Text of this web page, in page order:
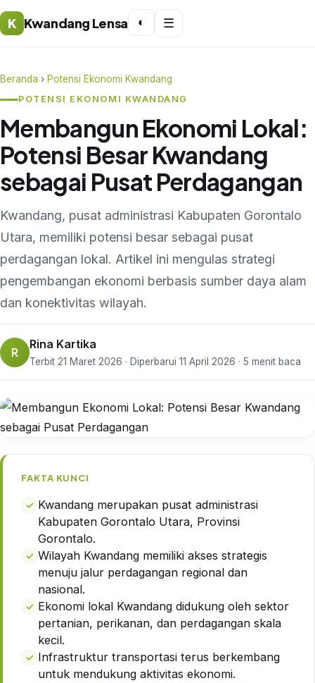
K Kwandang Lensa ◐ ☰
Beranda › Potensi Ekonomi Kwandang
POTENSI EKONOMI KWANDANG
Membangun Ekonomi Lokal:
Potensi Besar Kwandang
sebagai Pusat Perdagangan
Kwandang, pusat administrasi Kabupaten Gorontalo
Utara, memiliki potensi besar sebagai pusat
perdagangan lokal. Artikel ini mengulas strategi
pengembangan ekonomi berbasis sumber daya alam
dan konektivitas wilayah.
R
Rina Kartika
Terbit 21 Maret 2026 · Diperbarui 11 April 2026 · 5 menit baca
FAKTA KUNCI
Kwandang merupakan pusat administrasi
Kabupaten Gorontalo Utara, Provinsi
Gorontalo.
Wilayah Kwandang memiliki akses strategis
menuju jalur perdagangan regional dan
nasional.
Ekonomi lokal Kwandang didukung oleh sektor
pertanian, perikanan, dan perdagangan skala
kecil.
Infrastruktur transportasi terus berkembang
untuk mendukung aktivitas ekonomi.